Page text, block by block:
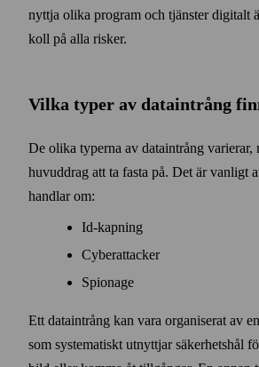
nyttja olika program och tjänster digitalt
koll på alla risker.
Vilka typer av data­intrång
De olika typerna av data­intrång varierar,
huvud­drag att ta fasta på. Det är vanligt
handlar om:
Id-kapning
Cyber­attacker
Spionage
Ett data­intrång kan vara organiserat av
som systematiskt utnyttjar säkerhets­hål